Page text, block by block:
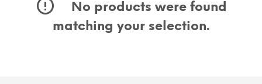
No products were found
matching your selection.